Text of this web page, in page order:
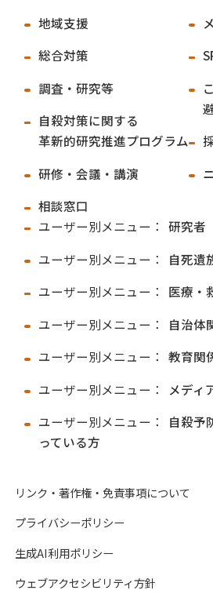
地域支援
総合対策
調査・研究等
自殺対策に関する
革新的研究推進プログラム
研修・会議・講演
相談窓口
ユーザー別メニュー： 研究者
ユーザー別メニュー：
自死遺
ユーザー別メニュー：
医療・
ユーザー別メニュー：
自治体
ユーザー別メニュー： 教育関
ユーザー別メニュー：
メディ
ユーザー別メニュー：
自殺予
っている方
リンク・著作権・免責事項について
プライバシーポリシー
生成AI利用ポリシー
ウェブアクセシビリティ方針